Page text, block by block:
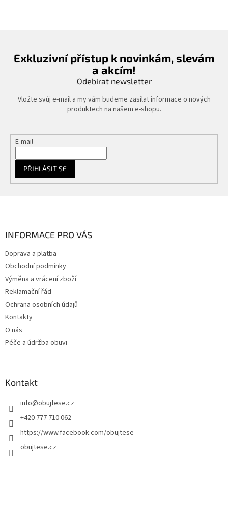
Exkluzivní přístup k novinkám, slevám
a akcím!
Odebírat newsletter
Vložte svůj e-mail a my vám budeme zasílat informace o nových
produktech na našem e-shopu.
E-mail
PŘIHLÁSIT SE
INFORMACE PRO VÁS
Doprava a platba
Obchodní podmínky
Výměna a vrácení zboží
Reklamační řád
Ochrana osobních údajů
Kontakty
O nás
Péče a údržba obuvi
Kontakt
info@obujtese.cz
+420 777 710 062
https://www.facebook.com/obujtese
obujtese.cz